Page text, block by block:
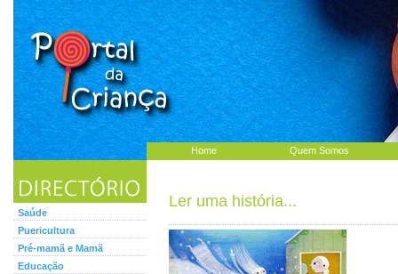
Home Quem Somos
Saúde
Puericultura
Pré-mamã e Mamã
Educação
Ler uma história...